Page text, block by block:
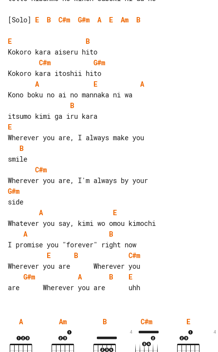
[Solo] E B C#m G#m A E Am B
E
B
C#m
G#m
A
E
A
B
E
B
C#m
G#m
A
E
A
B
E
B
C#m
G#m
A B
E
A Am B C#m
4
E
4